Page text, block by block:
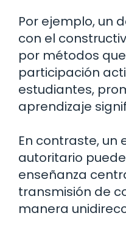
Por ejemplo, un
con el
por métodos
participación
estudiantes,
aprendizaje
En contraste, un
autoritario
enseñanza
transmisión de
manera